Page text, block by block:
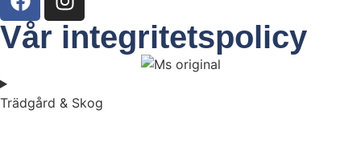
Vår integritetspolicy
Trädgård & Skog